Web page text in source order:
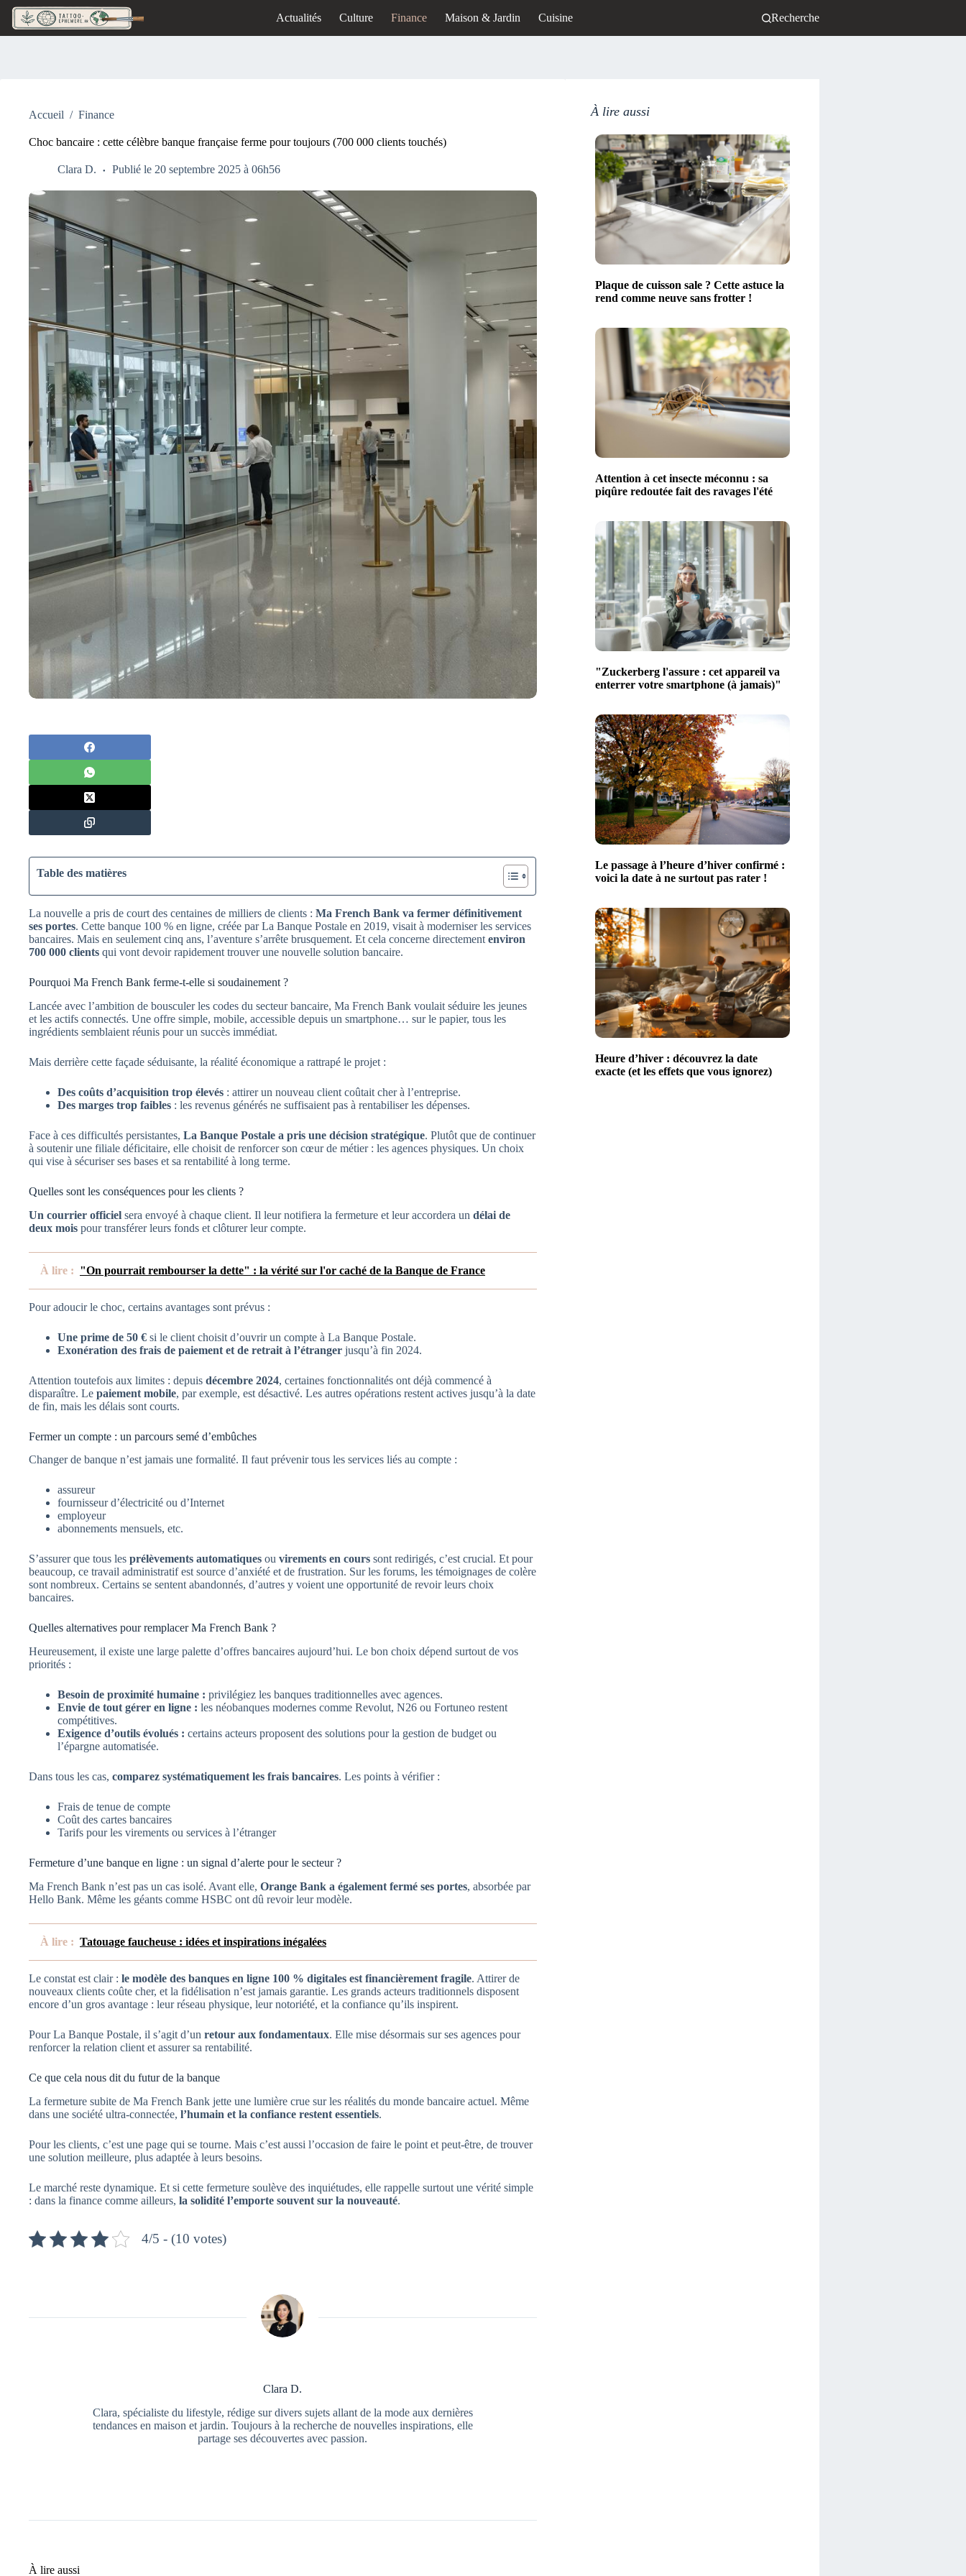
Passer
contenu
Actualités Culture Finance Maison & Jardin Cuisine Recherche
Accueil / Finance
Choc bancaire : cette célèbre banque française ferme pour toujours (700 000 clients touchés)
Clara D. Publié le 20 septembre 2025 à 06h56
Table des matières
La nouvelle a pris de court des centaines de milliers de clients : Ma French Bank va fermer définitivement
ses portes. Cette banque 100 % en ligne, créée par La Banque Postale en 2019, visait à moderniser les services
bancaires. Mais en seulement cinq ans, l’aventure s’arrête brusquement. Et cela concerne directement environ
700 000 clients qui vont devoir rapidement trouver une nouvelle solution bancaire.
Pourquoi Ma French Bank ferme-t-elle si soudainement ?
Lancée avec l’ambition de bousculer les codes du secteur bancaire, Ma French Bank voulait séduire les jeunes
et les actifs connectés. Une offre simple, mobile, accessible depuis un smartphone… sur le papier, tous les
ingrédients semblaient réunis pour un succès immédiat.
Mais derrière cette façade séduisante, la réalité économique a rattrapé le projet :
Des coûts d’acquisition trop élevés : attirer un nouveau client coûtait cher à l’entreprise.
Des marges trop faibles : les revenus générés ne suffisaient pas à rentabiliser les dépenses.
Face à ces difficultés persistantes, La Banque Postale a pris une décision stratégique. Plutôt que de continuer
à soutenir une filiale déficitaire, elle choisit de renforcer son cœur de métier : les agences physiques. Un choix
qui vise à sécuriser ses bases et sa rentabilité à long terme.
Quelles sont les conséquences pour les clients ?
Un courrier officiel sera envoyé à chaque client. Il leur notifiera la fermeture et leur accordera un délai de
deux mois pour transférer leurs fonds et clôturer leur compte.
À lire : "On pourrait rembourser la dette" : la vérité sur l'or caché de la Banque de France
Pour adoucir le choc, certains avantages sont prévus :
Une prime de 50 € si le client choisit d’ouvrir un compte à La Banque Postale.
Exonération des frais de paiement et de retrait à l’étranger jusqu’à fin 2024.
Attention toutefois aux limites : depuis décembre 2024, certaines fonctionnalités ont déjà commencé à
disparaître. Le paiement mobile, par exemple, est désactivé. Les autres opérations restent actives jusqu’à la date
de fin, mais les délais sont courts.
Fermer un compte : un parcours semé d’embûches
Changer de banque n’est jamais une formalité. Il faut prévenir tous les services liés au compte :
assureur
fournisseur d’électricité ou d’Internet
employeur
abonnements mensuels, etc.
S’assurer que tous les prélèvements automatiques ou virements en cours sont redirigés, c’est crucial. Et pour
beaucoup, ce travail administratif est source d’anxiété et de frustration. Sur les forums, les témoignages de colère
sont nombreux. Certains se sentent abandonnés, d’autres y voient une opportunité de revoir leurs choix
bancaires.
Quelles alternatives pour remplacer Ma French Bank ?
Heureusement, il existe une large palette d’offres bancaires aujourd’hui. Le bon choix dépend surtout de vos
priorités :
Besoin de proximité humaine : privilégiez les banques traditionnelles avec agences.
Envie de tout gérer en ligne : les néobanques modernes comme Revolut, N26 ou Fortuneo restent
compétitives.
Exigence d’outils évolués : certains acteurs proposent des solutions pour la gestion de budget ou
l’épargne automatisée.
Dans tous les cas, comparez systématiquement les frais bancaires. Les points à vérifier :
Frais de tenue de compte
Coût des cartes bancaires
Tarifs pour les virements ou services à l’étranger
Fermeture d’une banque en ligne : un signal d’alerte pour le secteur ?
Ma French Bank n’est pas un cas isolé. Avant elle, Orange Bank a également fermé ses portes, absorbée par
Hello Bank. Même les géants comme HSBC ont dû revoir leur modèle.
À lire : Tatouage faucheuse : idées et inspirations inégalées
Le constat est clair : le modèle des banques en ligne 100 % digitales est financièrement fragile. Attirer de
nouveaux clients coûte cher, et la fidélisation n’est jamais garantie. Les grands acteurs traditionnels disposent
encore d’un gros avantage : leur réseau physique, leur notoriété, et la confiance qu’ils inspirent.
Pour La Banque Postale, il s’agit d’un retour aux fondamentaux. Elle mise désormais sur ses agences pour
renforcer la relation client et assurer sa rentabilité.
Ce que cela nous dit du futur de la banque
La fermeture subite de Ma French Bank jette une lumière crue sur les réalités du monde bancaire actuel. Même
dans une société ultra-connectée, l’humain et la confiance restent essentiels.
Pour les clients, c’est une page qui se tourne. Mais c’est aussi l’occasion de faire le point et peut-être, de trouver
une solution meilleure, plus adaptée à leurs besoins.
Le marché reste dynamique. Et si cette fermeture soulève des inquiétudes, elle rappelle surtout une vérité simple
: dans la finance comme ailleurs, la solidité l’emporte souvent sur la nouveauté.
4/5 - (10 votes)
Clara D.
Clara, spécialiste du lifestyle, rédige sur divers sujets allant de la mode aux dernières
tendances en maison et jardin. Toujours à la recherche de nouvelles inspirations, elle
partage ses découvertes avec passion.
À lire aussi
À lire aussi
Plaque de cuisson sale ? Cette astuce la
rend comme neuve sans frotter !
Attention à cet insecte méconnu : sa
piqûre redoutée fait des ravages l'été
"Zuckerberg l'assure : cet appareil va
enterrer votre smartphone (à jamais)"
Le passage à l’heure d’hiver confirmé :
voici la date à ne surtout pas rater !
Heure d’hiver : découvrez la date
exacte (et les effets que vous ignorez)